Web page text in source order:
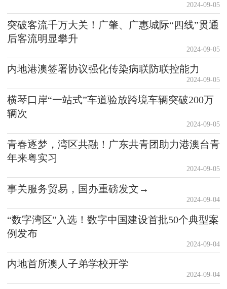
2024-09-05
突破客流千万大关！广肇、广惠城际“四线”贯通
后客流明显攀升
2024-09-05
内地港澳签署协议强化传染病联防联控能力
2024-09-05
横琴口岸“一站式”车道验放跨境车辆突破200万
辆次
2024-09-05
青春逐梦，湾区共融！广东共青团助力港澳台青
年来粤实习
2024-09-05
事关服务贸易，国办重磅发文→
2024-09-04
“数字湾区”入选！数字中国建设首批50个典型案
例发布
2024-09-04
内地首所澳人子弟学校开学
2024-09-04